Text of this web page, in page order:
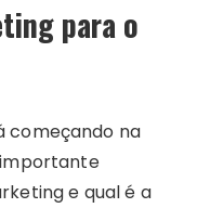
para o
começando na
e qual é a